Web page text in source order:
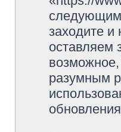
заходите
оставляем
разумным